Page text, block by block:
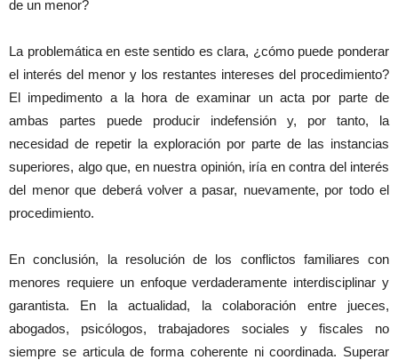
de un menor?
La problemática en este sentido es clara, ¿cómo puede ponderar
el interés del menor y los restantes intereses del procedimiento?
El impedimento a la hora de examinar un acta por parte de
ambas partes puede producir indefensión y, por tanto, la
necesidad de repetir la exploración por parte de las instancias
superiores, algo que, en nuestra opinión, iría en contra del interés
del menor que deberá volver a pasar, nuevamente, por todo el
procedimiento.
En conclusión, la resolución de los conflictos familiares con
menores requiere un enfoque verdaderamente interdisciplinar y
garantista. En la actualidad, la colaboración entre jueces,
abogados, psicólogos, trabajadores sociales y fiscales no
siempre se articula de forma coherente ni coordinada. Superar